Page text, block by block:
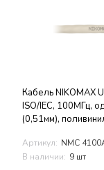
Кабель NIKOMAX
ISO/IEC, 100МГц,
(0,51мм),
Артикул: NMC
В наличии: 9 шт